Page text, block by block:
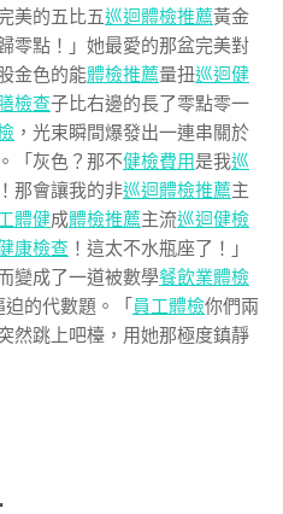
美的五比五巡迴體檢推薦黃金
零點！」她最愛的那盆完美對
金色的能體檢推薦量扭巡迴健
檢查子比右邊的長了零點零一
，光束瞬間爆發出一連串關於
「灰色？那不健檢費用是我巡
那會讓我的非巡迴體檢推薦主
體健成體檢推薦主流巡迴健檢
康檢查 ！這太不水瓶座了！」
變成了一道被數學餐飲業體檢
迫的代數題。「 員工體檢你們兩
然跳上吧檯，用她那極度鎮靜